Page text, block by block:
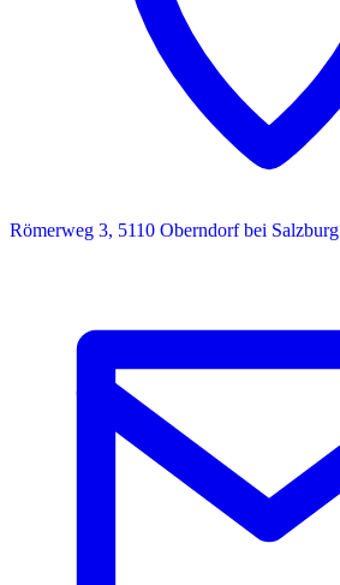
Römerweg 3, 5110 Oberndorf bei Salzburg